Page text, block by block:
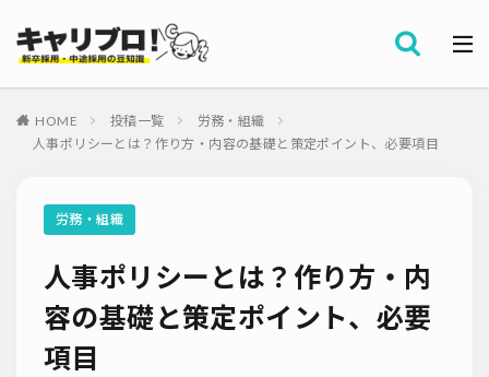
HOME 投稿一覧
労務・組織
人事ポリシーとは？作り方・内容の基礎と策定ポイント、必要項目
労務・組織
人事ポリシーとは？作り方・内
容の基礎と策定ポイント、必要
項目
カテゴリー
タグ
就職サイト
ダイレクトリクルーティング
採用ノウハウ
採用ツール
採用計画
母集団の形成確保
エンジニア採用
採用イベント・合説
面接・選考
内定フォロー
内定辞退
労務・組織
メルマガ登録